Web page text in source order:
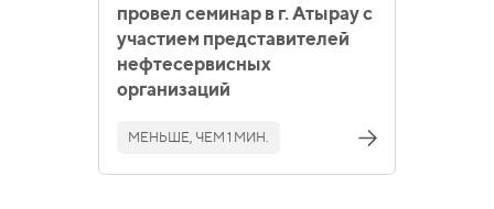
провел семинар в г. Атырау с
участием представителей
нефтесервисных
организаций
МЕНЬШЕ, ЧЕМ 1 МИН.